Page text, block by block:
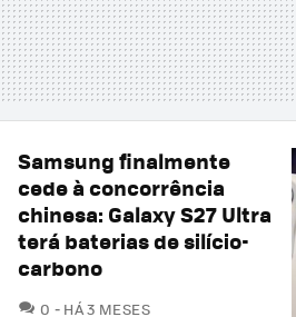
Samsung finalmente
cede à concorrência
chinesa: Galaxy S27 Ultra
terá baterias de silício-
carbono
0 COMENTÁRIOS
HÁ 3 MESES